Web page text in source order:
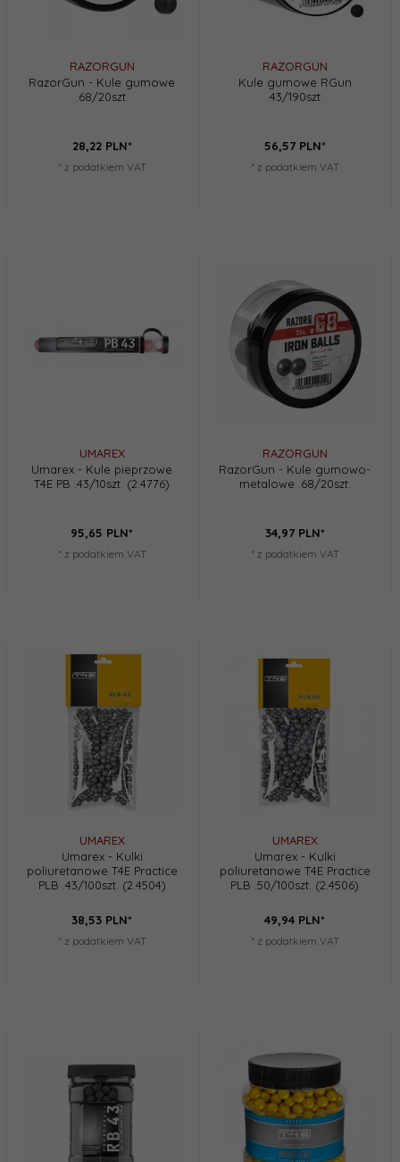
RAZORGUN
RazorGun - Kule gumowe
.68/20szt.
28,22 PLN*
* z podatkiem VAT
RAZORGUN
Kule gumowe RGun
.43/190szt.
56,57 PLN*
* z podatkiem VAT
UMAREX
Umarex - Kule pieprzowe
T4E PB .43/10szt. (2.4776)
95,65 PLN*
* z podatkiem VAT
RAZORGUN
RazorGun - Kule gumowo-
metalowe .68/20szt.
34,97 PLN*
* z podatkiem VAT
UMAREX
Umarex - Kulki
poliuretanowe T4E Practice
PLB .43/100szt. (2.4504)
38,53 PLN*
* z podatkiem VAT
UMAREX
Umarex - Kulki
poliuretanowe T4E Practice
PLB .50/100szt. (2.4506)
49,94 PLN*
* z podatkiem VAT